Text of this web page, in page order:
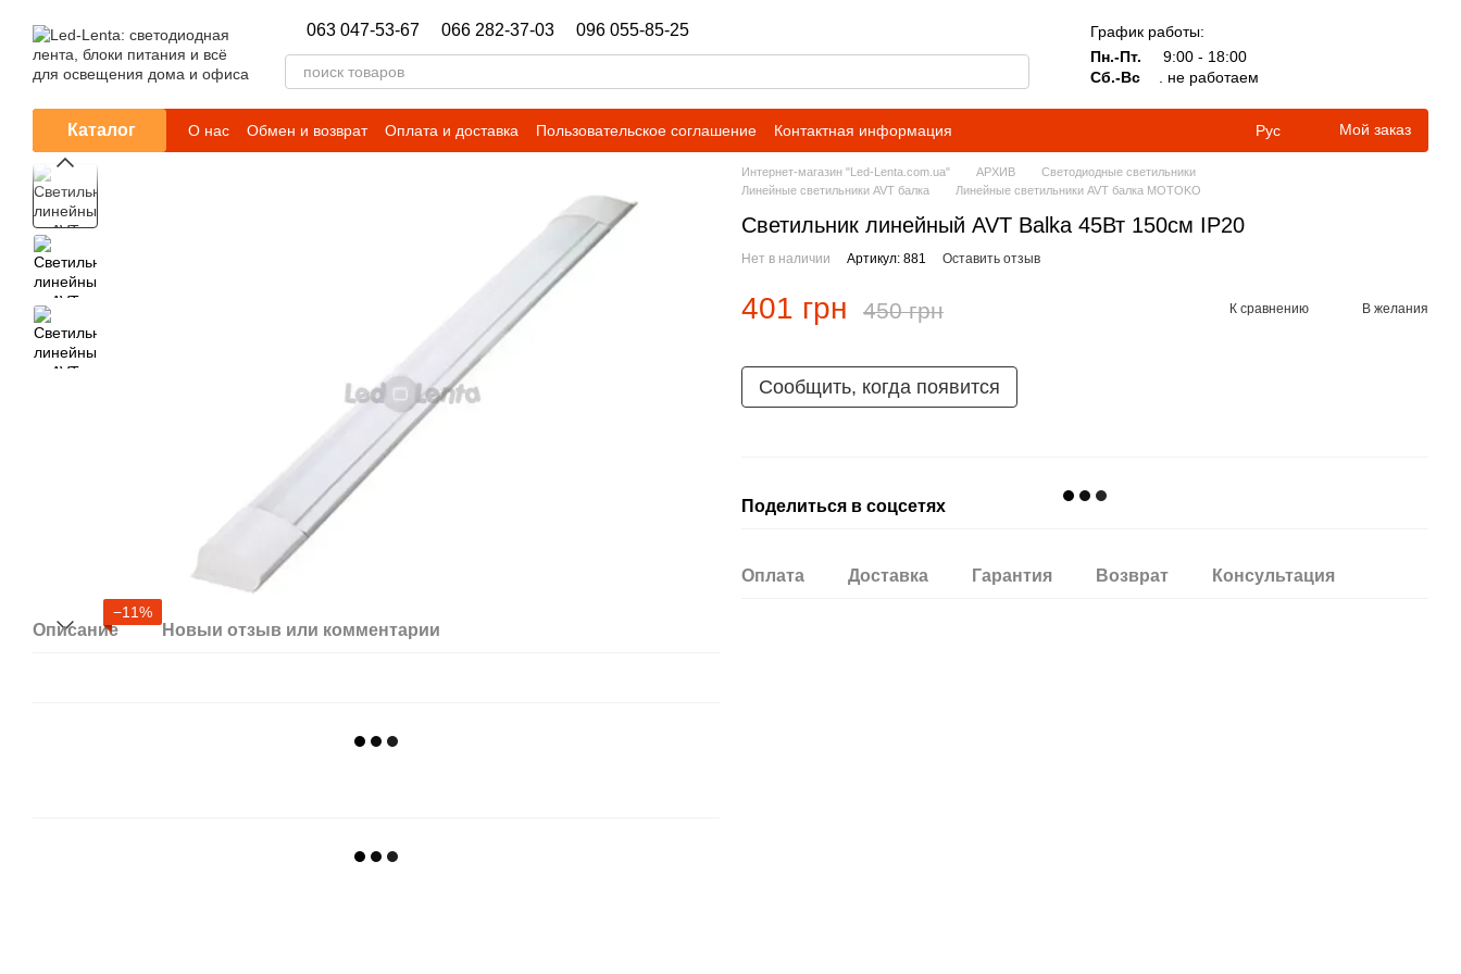
063 047-53-67 066 282-37-03 096 055-85-25
График работы:
Пн.-Пт.
9:00 - 18:00
Сб.-Вс
. не работаем
Каталог О нас Обмен и возврат Оплата и доставка Пользовательское соглашение
Контактная информация
Гарантийные обязательства
Новости
Рус Мой заказ
−11%
Описание Новый отзыв или комментарий
Интернет-магазин "Led-Lenta.com.ua" АРХИВ
Светодиодные светильники
Линейные светильники AVT балка
Линейные светильники AVT балка MOTOKO
Светильник линейный AVT Balka 45Вт 150см IP20
Нет в наличии Артикул: 881 Оставить отзыв
401 грн 450 грн К сравнению В желания
Сообщить, когда появится
Поделиться в соцсетях
Оплата Доставка Гарантия Возврат Консультация